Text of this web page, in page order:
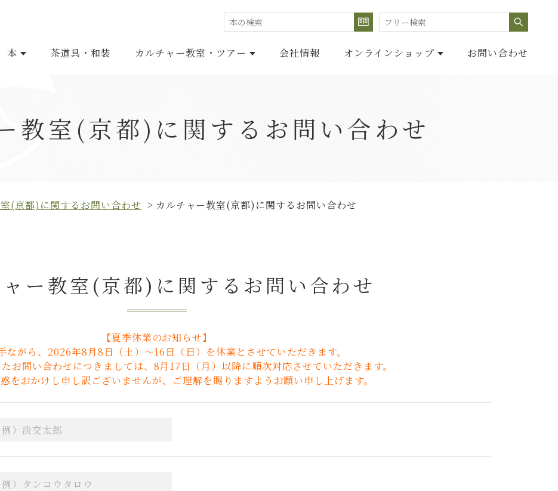
検索する
本
BOOKS
茶道具・和装 カルチャー教室・ツアー 会社情報 オンラインショップ お問い合わせ
教室(京都)に関するお問い合わせ
(京都)に関するお問い合わせ カルチャー教室(京都)に関するお問い合わせ
ャー教室(京都)に 関するお問い合わせ
【夏季休業のお知らせ】
ながら、2026年8月8日（土）～16日（日）を休業とさせていただきます。
お問い合わせにつきましては、8月17日（月）以降に順次対応させていただきます。
をおかけし申し訳ございませんが、ご理解を賜りますようお願い申し上げます。